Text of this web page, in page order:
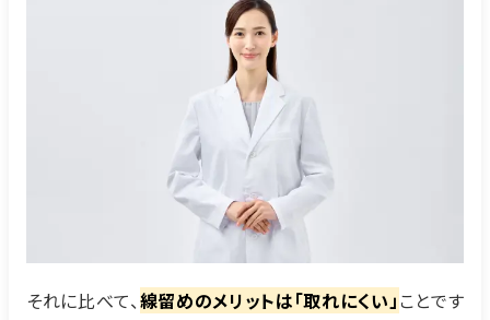
それに比べて、線留めのメリットは「取れにくい」 ことです